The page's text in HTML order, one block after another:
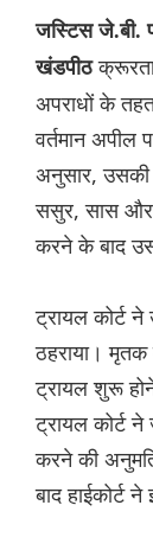
जस्टिस जे.बी.
खंडपीठ
अपराधों के
वर्तमान अपील
अनुसार, उसकी
ससुर, सास और
करने के बाद
ट्रायल कोर्ट ने
ठहराया। मृतक
ट्रायल शुरू
ट्रायल कोर्ट ने
करने की
बाद हाईकोर्ट